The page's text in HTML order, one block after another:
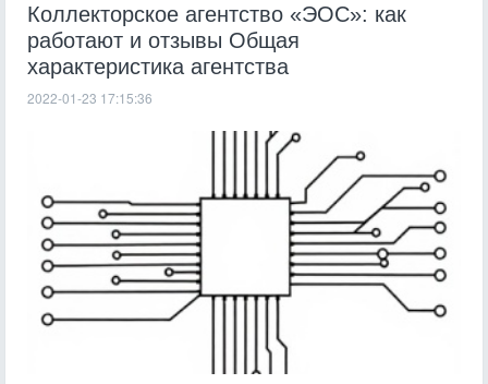
Коллекторское агентство «ЭОС»: как
работают и отзывы Общая
характеристика агентства
2022-01-23 17:15:36